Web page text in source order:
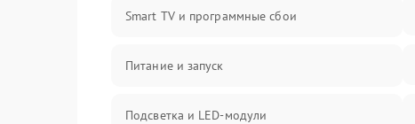
Smart TV и программные сбои
Питание и запуск
Подсветка и LED-модули